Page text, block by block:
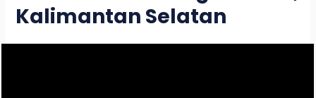
Kalimantan Selatan